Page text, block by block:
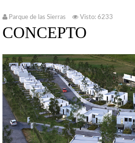
Parque de las Sierras Visto: 6233
CONCEPTO